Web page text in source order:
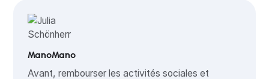
ManoMano
Avant, rembourser les activités sociales et